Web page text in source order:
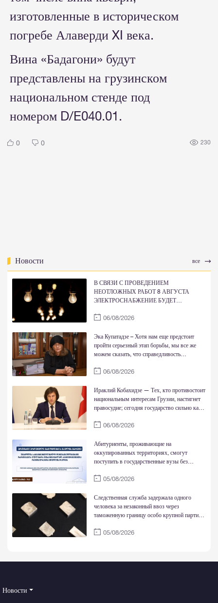
изготовленные в историческом
погребе Алаверди XI века.
Вина «Бадагони» будут
представлены на грузинском
национальном стенде под
номером D/E040.01.
0 0 230
Новости все
В СВЯЗИ С ПРОВЕДЕНИЕМ
НЕОТЛОЖНЫХ РАБОТ 8 АВГУСТА
ЭЛЕКТРОСНАБЖЕНИЕ БУДЕТ
06/08/2026
Эка Купатадзе – Хотя нам еще предстоит
пройти серьезный этап борьбы, мы все же
можем сказать, что справедливость
06/08/2026
Ираклий Кобахидзе — Тех, кто противостоит
национальным интересам Грузии, настигнет
правосудие; сегодня государство сильно как
06/08/2026
Абитуриенты, проживающие на
оккупированных территориях, смогут
поступить в государственные вузы без
государства
05/08/2026
Следственная служба задержала одного
человека за незаконный ввоз через
таможенную границу особо крупной партии
05/08/2026
Новости